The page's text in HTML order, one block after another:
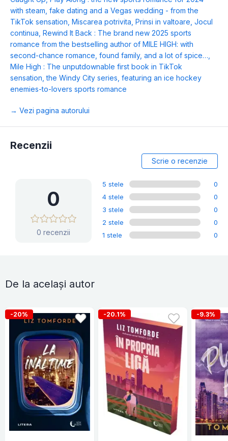
with steam, fake dating and a Vegas wedding - from the
TikTok sensation Miscarea potrivita Prinsi in valtoare Jocul
continua Rewind It Back : The brand new 2025 sports
romance from the bestselling author of MILE HIGH: with
second-chance romance, found family, and a lot of spice…
Mile High : The unputdownable first book in TikTok
sensation, the Windy City series, featuring an ice hockey
enemies-to-lovers sports romance
→ Vezi pagina autorului
Recenzii
Scrie o recenzie
0
0 recenzii
5 stele
0
4 stele
0
3 stele
0
2 stele
0
1 stele
0
De la același autor
-20% -20.1% -9.3%